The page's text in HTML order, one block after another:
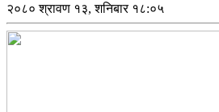
२०८० श्रावण १३, शनिबार १८:०५